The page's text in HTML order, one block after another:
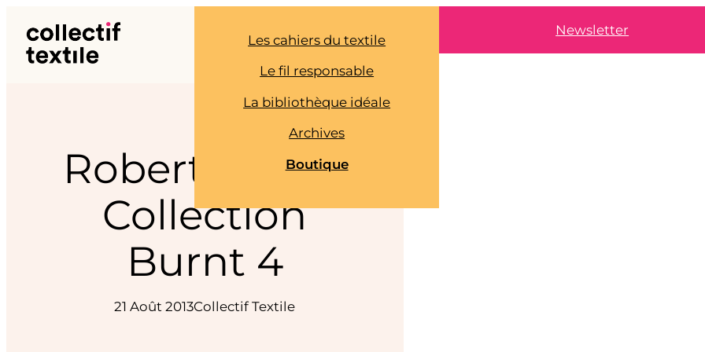
contenu
Les cahiers du textile
Le fil responsable
La bibliothèque idéale
Archives
Boutique
Newsletter
Robert Wun –
Collection
Burnt 4
21 Août 2013Collectif Textile